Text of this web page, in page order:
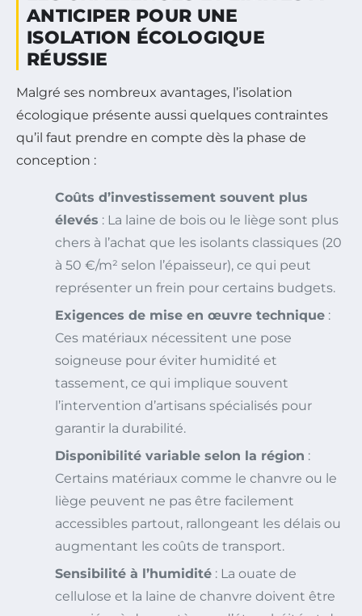
ANTICIPER POUR UNE
ISOLATION ÉCOLOGIQUE
RÉUSSIE
Malgré ses nombreux avantages, l’isolation
écologique présente aussi quelques contraintes
qu’il faut prendre en compte dès la phase de
conception :
Coûts d’investissement souvent plus
élevés : La laine de bois ou le liège sont plus
chers à l’achat que les isolants classiques (20
à 50 €/m² selon l’épaisseur), ce qui peut
représenter un frein pour certains budgets.
Exigences de mise en œuvre technique :
Ces matériaux nécessitent une pose
soigneuse pour éviter humidité et
tassement, ce qui implique souvent
l’intervention d’artisans spécialisés pour
garantir la durabilité.
Disponibilité variable selon la région :
Certains matériaux comme le chanvre ou le
liège peuvent ne pas être facilement
accessibles partout, rallongeant les délais ou
augmentant les coûts de transport.
Sensibilité à l’humidité : La ouate de
cellulose et la laine de chanvre doivent être